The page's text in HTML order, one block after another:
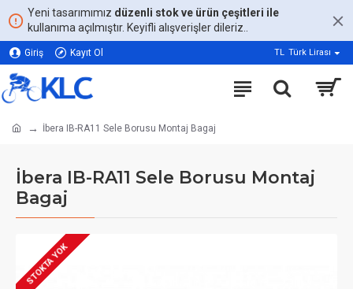
Yeni tasarımımız düzenli stok ve ürün çeşitleri ile
kullanıma açılmıştır. Keyifli alışverişler dileriz..
Giriş Kayıt Ol TL Türk Lirası
İbera IB-RA11 Sele Borusu Montaj Bagaj
İbera IB-RA11 Sele Borusu Montaj
Bagaj
STOKTA YOK